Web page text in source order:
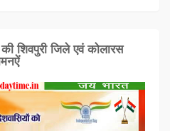
शिवपुरी जिले एवं कोलारस